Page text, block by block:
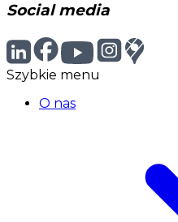
Social media
Szybkie menu
O nas